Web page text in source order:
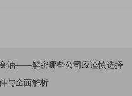
油——解密哪些公司应谨慎选择
与全面解析